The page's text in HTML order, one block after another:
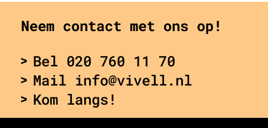
Neem contact met ons op!
Bel 020 760 11 70
Mail info@vivell.nl
Kom langs!